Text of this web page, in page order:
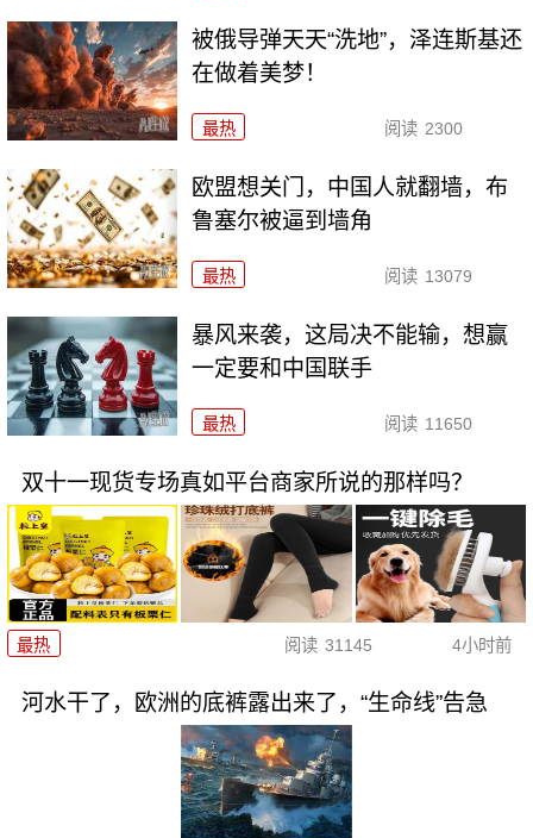
被俄导弹天天“洗地”，泽连斯基还
在做着美梦！
最热 阅读 2300
欧盟想关门，中国人就翻墙，布
鲁塞尔被逼到墙角
最热 阅读 13079
暴风来袭，这局决不能输，想赢
一定要和中国联手
最热 阅读 11650
双十一现货专场真如平台商家所说的那样吗？
最热 阅读 31145 4小时前
河水干了，欧洲的底裤露出来了，“生命线”告急